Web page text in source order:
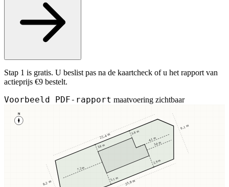
Stap 1 is gratis. U beslist pas na de kaartcheck of u het rapport van
actieprijs €9 bestelt.
Voorbeeld PDF-rapport maatvoering zichtbaar
N
3,8 m
3,8 m
5,1 m
2,9 m
7,2 m
3,4 m
4,1 m
25,4 m
23,8 m
8,2 m
9,1 m